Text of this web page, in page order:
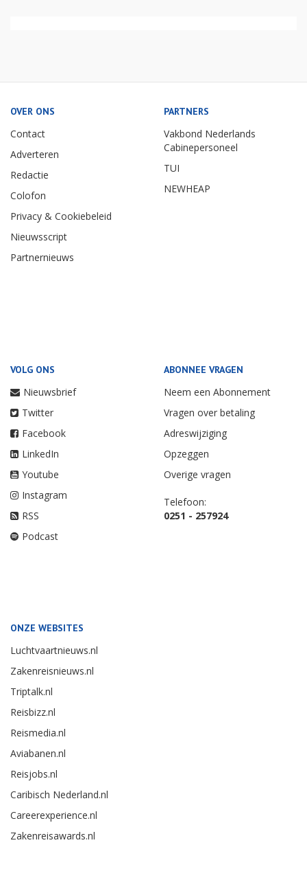
OVER ONS
Contact
Adverteren
Redactie
Colofon
Privacy & Cookiebeleid
Nieuwsscript
Partnernieuws
PARTNERS
Vakbond Nederlands
Cabinepersoneel
TUI
NEWHEAP
VOLG ONS
Nieuwsbrief
Twitter
Facebook
LinkedIn
Youtube
Instagram
RSS
Podcast
ABONNEE VRAGEN
Neem een Abonnement
Vragen over betaling
Adreswijziging
Opzeggen
Overige vragen
Telefoon:
0251 - 257924
ONZE WEBSITES
Luchtvaartnieuws.nl
Zakenreisnieuws.nl
Triptalk.nl
Reisbizz.nl
Reismedia.nl
Aviabanen.nl
Reisjobs.nl
Caribisch Nederland.nl
Careerexperience.nl
Zakenreisawards.nl